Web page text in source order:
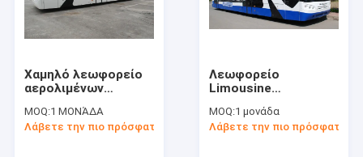
Χαμηλό λεωφορείο
αερολιμένων
πατωμάτων
επιβατών ποδιών με
MOQ:1 ΜΟΝΆΔΑ
Λάβετε την πιο πρόσφατη τιμή
Λεωφορείο
Limousine
μηχανών της
Cummins ισοδύναμο
MOQ:1 μονάδα
Λάβετε την πιο πρόσφατη